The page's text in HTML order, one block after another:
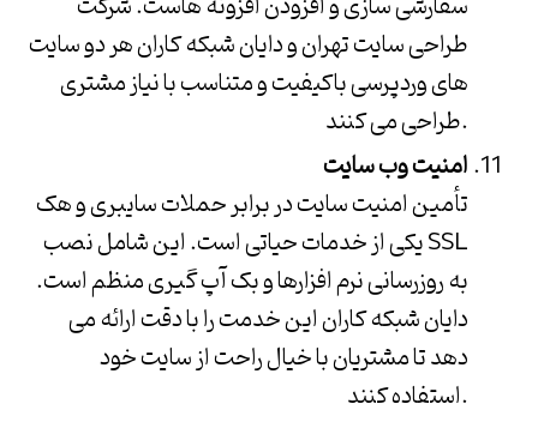
طراحی سایت تهرانودایان شبکه کارانهر دو سایت
های وردپرسی باکیفیت و متناسب با نیاز مشتری
طراحی می کنند.
امنیت وب سایت
تأمین امنیت سایت در برابر حملات سایبری و هک
یکی از خدمات حیاتی است. این شامل نصب SSL
به روزرسانی نرم افزارها و بک آپ گیری منظم است.
دایان شبکه کاراناین خدمت را با دقت ارائه می
دهد تا مشتریان با خیال راحت از سایت خود
استفاده کنند.